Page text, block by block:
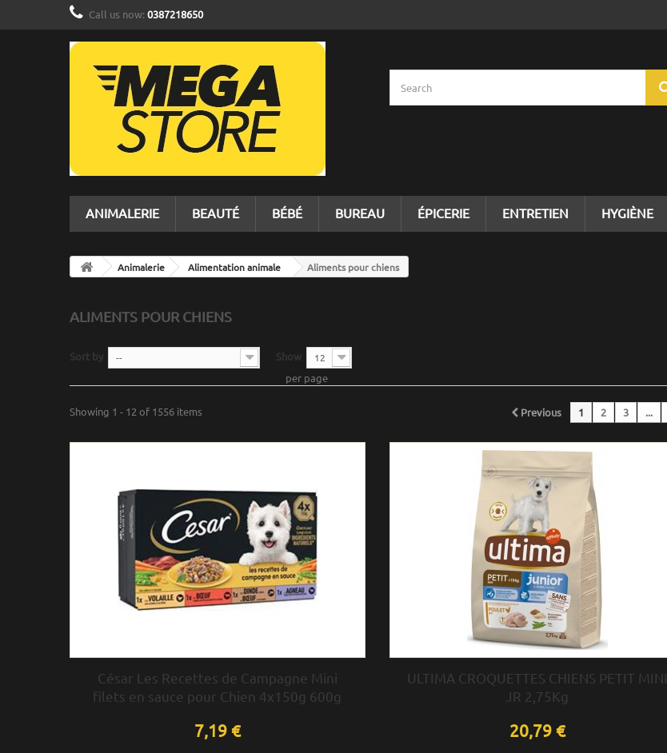
Call us now: 0387218650
ANIMALERIE BEAUTÉ BÉBÉ BUREAU ÉPICERIE ENTRETIEN HYGIÈNE
Animalerie Alimentation animale Aliments pour chiens
ALIMENTS POUR CHIENS
Sort by -- Show 12
per page
Previous 1 2 3 ...
Showing 1 - 12 of 1556 items
César Les Recettes de Campagne Mini
filets en sauce pour Chien 4x150g 600g
7,19 €
ULTIMA CROQUETTES CHIENS PETIT MINI
JR 2,75Kg
20,79 €